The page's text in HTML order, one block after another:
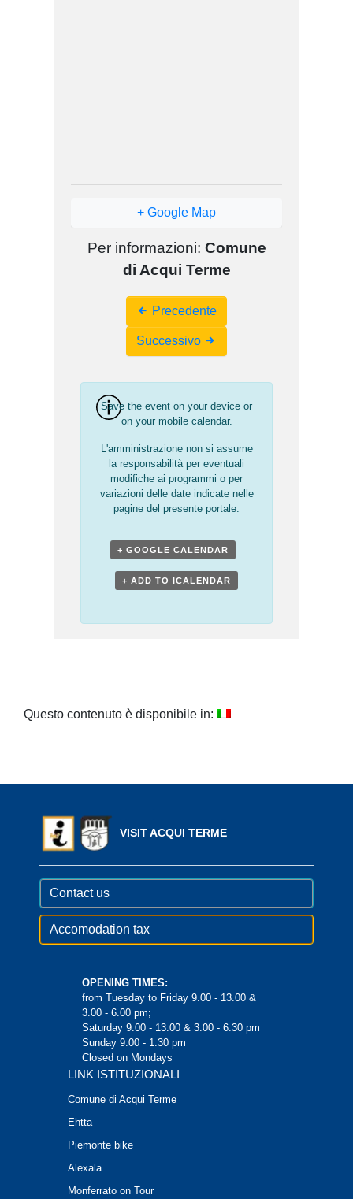
+ Google Map
Per informazioni: Comune
di Acqui Terme
Navigation
Precedente
Successivo
Save the event on your device or
on your mobile calendar.
L'amministrazione non si assume
la responsabilità per eventuali
modifiche ai programmi o per
variazioni delle date indicate nelle
pagine del presente portale.
+ GOOGLE CALENDAR
+ ADD TO ICALENDAR
Questo contenuto è disponibile in:
VISIT ACQUI TERME
Contact us
Accomodation tax
OPENING TIMES:
from Tuesday to Friday 9.00 - 13.00 &
3.00 - 6.00 pm;
Saturday 9.00 - 13.00 & 3.00 - 6.30 pm
Sunday 9.00 - 1.30 pm
Closed on Mondays
LINK ISTITUZIONALI
Comune di Acqui Terme
Ehtta
Piemonte bike
Alexala
Monferrato on Tour